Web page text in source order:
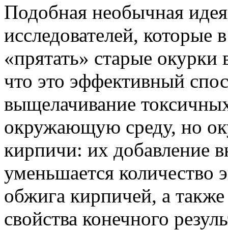
Подобная необычная
исследователей,
«прятать» старые
что это эффективный
выщелачивание
окружающую среду, но
кирпичи: их добавление
уменьшается количество
обжига кирпичей, а
свойства конечного